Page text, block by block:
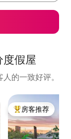
假屋
的一致好评。
热门「房客推荐」
房客推荐